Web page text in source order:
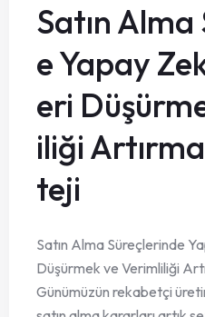
Satın
e Yapay
eri
iliği
teji
Satın Alma Süreçlerinde
Düşürmek ve Verimliliği
Günümüzün rekabetçi